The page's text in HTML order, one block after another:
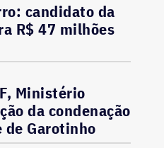
candidato da
R$ 47 milhões
Ministério
da condenação
Garotinho